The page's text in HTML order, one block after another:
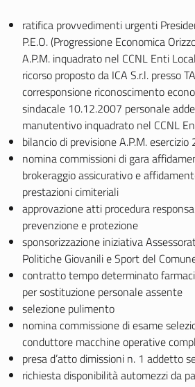
ratifica provvedimenti urgenti
P.E.O. (Progressione Economica
A.P.M. inquadrato nel CCNL Enti
ricorso proposto da ICA S.r.l. presso
corresponsione riconoscimento
sindacale 10.12.2007 personale
manutentivo inquadrato nel CCNL
bilancio di previsione A.P.M. esercizio
nomina commissioni di gara
brokeraggio assicurativo e
prestazioni cimiteriali
approvazione atti procedura
prevenzione e protezione
sponsorizzazione iniziativa
Politiche Giovanili e Sport del
contratto tempo determinato
per sostituzione personale assente
selezione pulimento
nomina commissione di esame
conduttore macchine operative
presa d’atto dimissioni n. 1 addetto
richiesta disponibilità automezzi da